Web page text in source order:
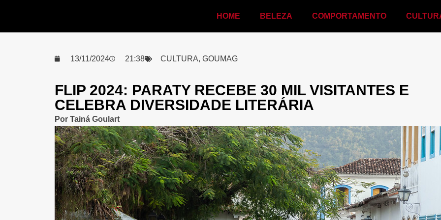
HOME BELEZA COMPORTAMENTO
13/11/2024 21:38 CULTURA, GOUMAG
FLIP 2024: PARATY RECEBE 30 MIL VISITANTES E
CELEBRA DIVERSIDADE LITERÁRIA
PorTainá Goulart